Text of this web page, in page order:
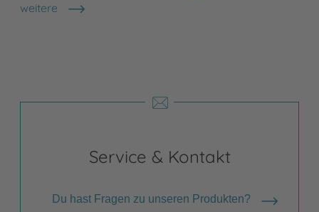
weitere
Shops anzeigen
Service & Kontakt
Du hast Fragen zu unseren Produkten?